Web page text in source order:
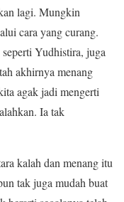
lagi. Mungkin
cara yang curang.
Yudhistira, juga
akhirnya menang
agak jadi mengerti
Ia tak
kalah dan menang itu
tak juga mudah buat